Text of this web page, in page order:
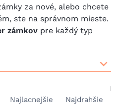
za nové, alebo chcete
ste na správnom mieste.
zámkov pre každý typ
Najlacnejšie Najdrahšie